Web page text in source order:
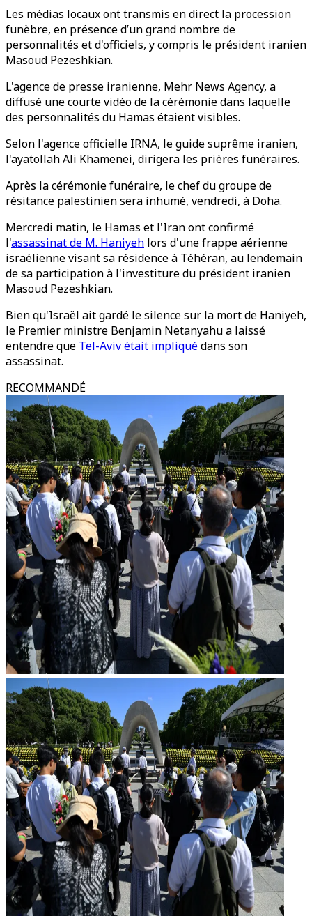
Les médias locaux ont transmis en direct la procession
funèbre, en présence d’un grand nombre de
personnalités et d'officiels, y compris le président iranien
Masoud Pezeshkian.
L'agence de presse iranienne, Mehr News Agency, a
diffusé une courte vidéo de la cérémonie dans laquelle
des personnalités du Hamas étaient visibles.
Selon l'agence officielle IRNA, le guide suprême iranien,
l'ayatollah Ali Khamenei, dirigera les prières funéraires.
Après la cérémonie funéraire, le chef du groupe de
résitance palestinien sera inhumé, vendredi, à Doha.
Mercredi matin, le Hamas et l'Iran ont confirmé
l'assassinat de M. Haniyeh lors d'une frappe aérienne
israélienne visant sa résidence à Téhéran, au lendemain
de sa participation à l'investiture du président iranien
Masoud Pezeshkian.
Bien qu'Israël ait gardé le silence sur la mort de Haniyeh,
le Premier ministre Benjamin Netanyahu a laissé
entendre que Tel-Aviv était impliquédans son
assassinat.
RECOMMANDÉ